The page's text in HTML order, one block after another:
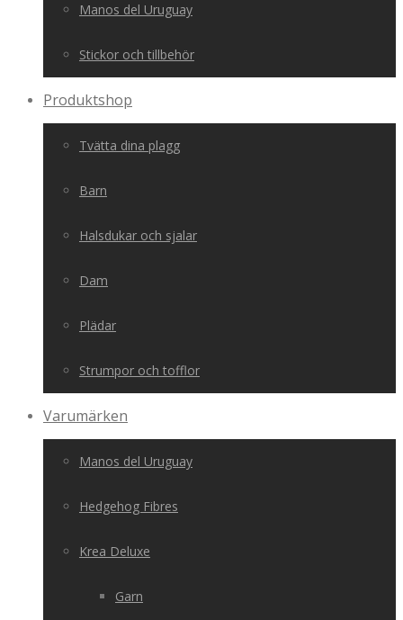
Manos del Uruguay
Stickor och tillbehör
Produktshop
Tvätta dina plagg
Barn
Halsdukar och sjalar
Dam
Plädar
Strumpor och tofflor
Varumärken
Manos del Uruguay
Hedgehog Fibres
Krea Deluxe
Garn